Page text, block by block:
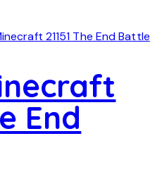
End